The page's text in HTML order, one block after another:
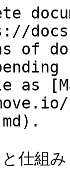
of
as
仕組み